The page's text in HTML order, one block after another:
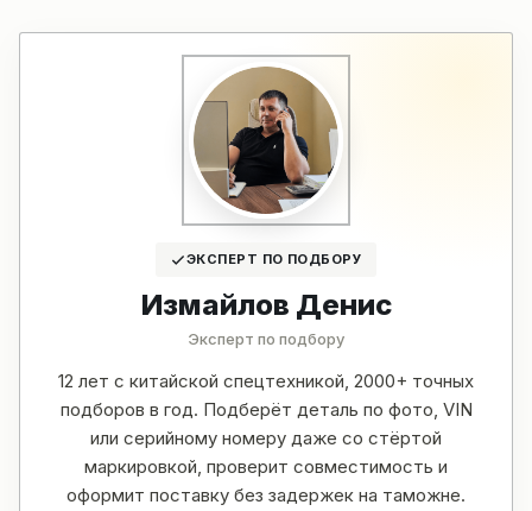
ЭКСПЕРТ ПО ПОДБОРУ
Измайлов Денис
Эксперт по подбору
12 лет с китайской спецтехникой, 2000+ точных
подборов в год. Подберёт деталь по фото, VIN
или серийному номеру даже со стёртой
маркировкой, проверит совместимость и
оформит поставку без задержек на таможне.